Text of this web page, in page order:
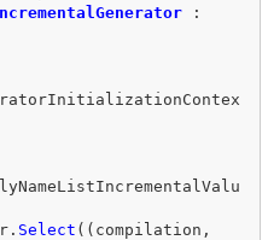
:
. Select (( compilation ,